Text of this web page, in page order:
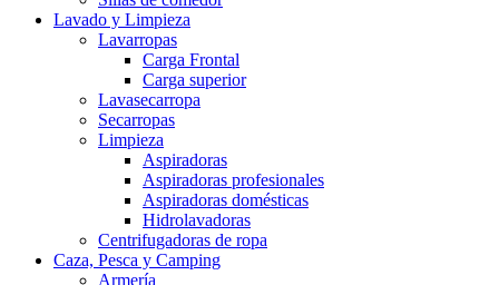
Lavado y Limpieza
Lavarropas
Carga Frontal
Carga superior
Lavasecarropa
Secarropas
Limpieza
Aspiradoras
Aspiradoras profesionales
Aspiradoras domésticas
Hidrolavadoras
Centrifugadoras de ropa
Caza, Pesca y Camping
Armería